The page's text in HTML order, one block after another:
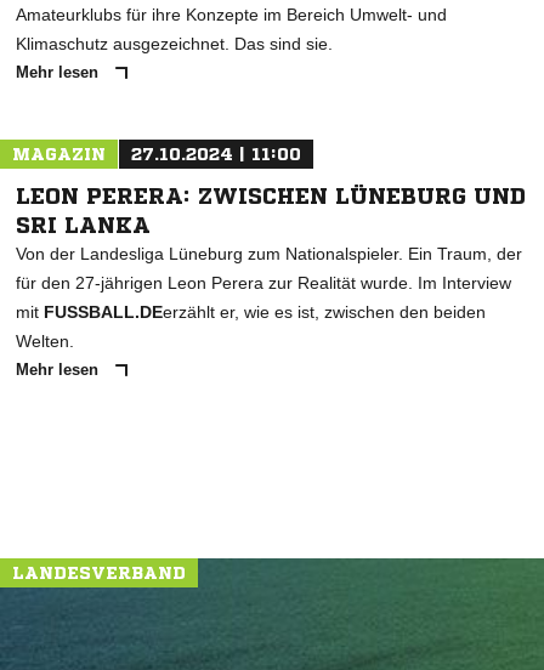
Amateurklubs für ihre Konzepte im Bereich Umwelt- und
Klimaschutz ausgezeichnet. Das sind sie.
Mehr lesen
MAGAZIN 27.10.2024 | 11:00
LEON PERERA: ZWISCHEN LÜNEBURG UND
SRI LANKA
Von der Landesliga Lüneburg zum Nationalspieler. Ein Traum, der
für den 27-jährigen Leon Perera zur Realität wurde. Im Interview
mit FUSSBALL.DEerzählt er, wie es ist, zwischen den beiden
Welten.
Mehr lesen
LANDESVERBAND